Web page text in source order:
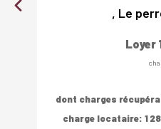
, Le
Loyer
dont charges
charge locataire: 1